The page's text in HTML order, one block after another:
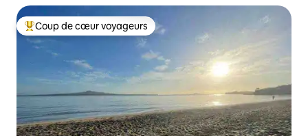
Coup de cœur voyageurs parmi les plus aimés
Coup de cœur voyageurs